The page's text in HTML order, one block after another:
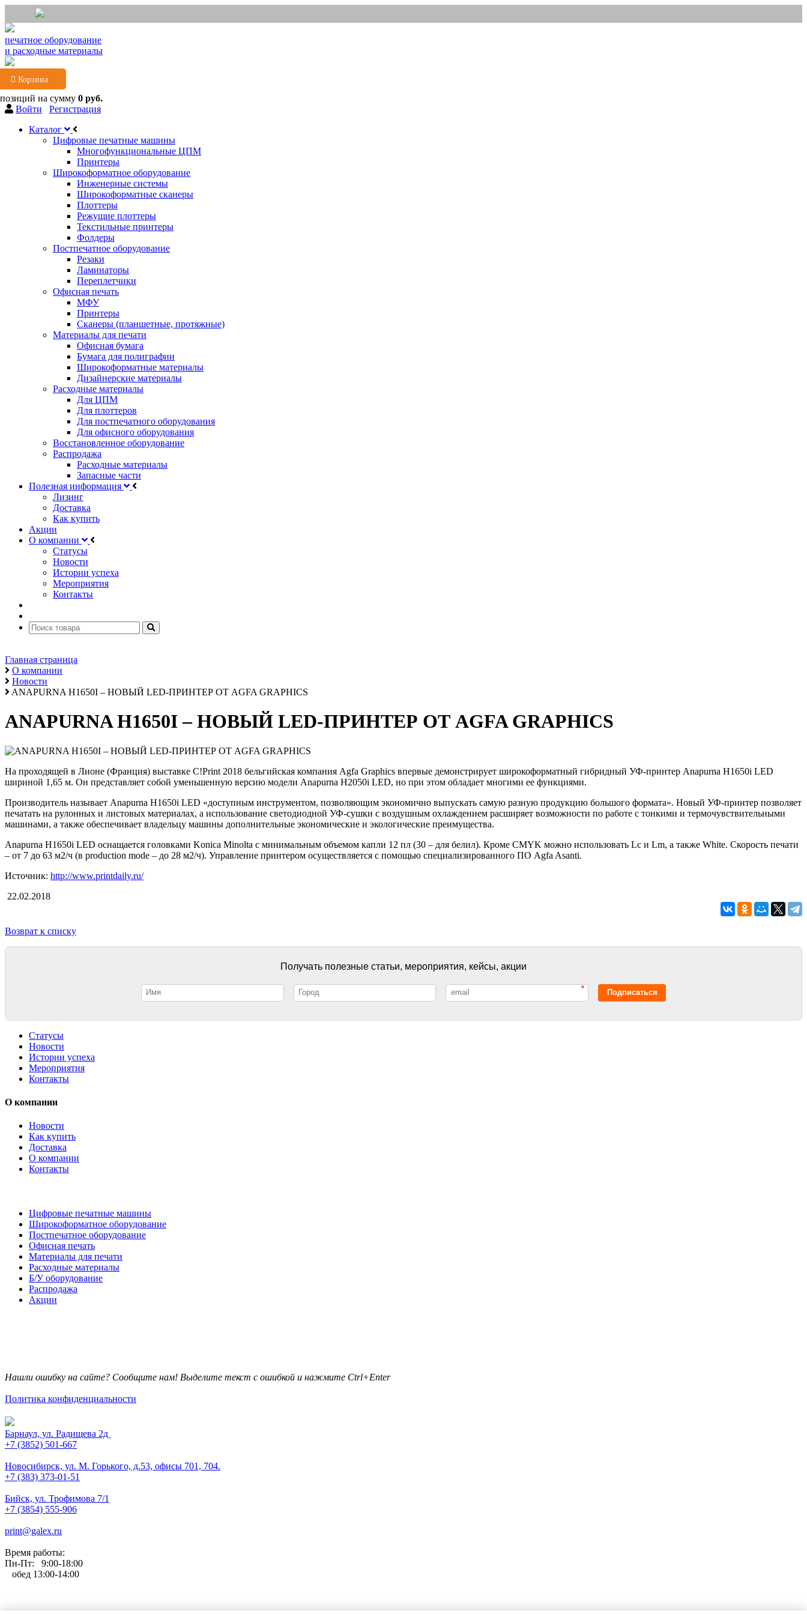
печатное оборудование
и расходные материалы
Корзина
на сумму 0 руб.
Войти
Регистрация
Каталог
Цифровые печатные машины
Многофункциональные ЦПМ
Принтеры
Широкоформатное оборудование
Инженерные системы
Широкоформатные сканеры
Плоттеры
Режущие плоттеры
Текстильные принтеры
Фолдеры
Постпечатное оборудование
Резаки
Ламинаторы
Переплетчики
Офисная печать
МФУ
Принтеры
Сканеры (планшетные, протяжные)
Материалы для печати
Офисная бумага
Бумага для полиграфии
Широкоформатные материалы
Дизайнерские материалы
Расходные материалы
Для ЦПМ
Для плоттеров
Для постпечатного оборудования
Для офисного оборудования
Восстановленное оборудование
Распродажа
Расходные материалы
Запасные части
Полезная информация
Лизинг
Доставка
Как купить
Акции
О компании
Статусы
Новости
Истории успеха
Мероприятия
Контакты
Главная страница
О компании
Новости
ANAPURNA H1650I – НОВЫЙ LED-ПРИНТЕР ОТ AGFA GRAPHICS
ANAPURNA H1650I – НОВЫЙ LED-ПРИНТЕР ОТ AGFA GRAPHICS
На проходящей в Лионе (Франция) выставке C!Print 2018 бельгийская компания Agfa Graphics впервые демонстрирует широкоформатный гибридный УФ-принтер Anapurna H1650i LED
шириной 1,65 м. Он представляет собой уменьшенную версию модели Anapurna H2050i LED, но при этом обладает многими ее функциями.
Производитель называет Anapurna H1650i LED «доступным инструментом, позволяющим экономично выпускать самую разную продукцию большого формата». Новый УФ-принтер позволяет
печатать на рулонных и листовых материалах, а использование светодиодной УФ-сушки с воздушным охлаждением расширяет возможности по работе с тонкими и термочувствительными
машинами, а также обеспечивает владельцу машины дополнительные экономические и экологические преимущества.
Anapurna H1650i LED оснащается головками Konica Minolta с минимальным объемом капли 12 пл (30 – для белил). Кроме CMYK можно использовать Lc и Lm, а также White. Скорость печати
– от 7 до 63 м2/ч (в production mode – до 28 м2/ч). Управление принтером осуществляется с помощью специализированного ПО Agfa Asanti.
Источник: http://www.printdaily.ru/
22.02.2018
Возврат к списку
Получать полезные статьи, мероприятия, кейсы, акции
* Подписаться
Статусы
Новости
Истории успеха
Мероприятия
Контакты
О компании
Новости
Как купить
Доставка
О компании
Контакты
Цифровые печатные машины
Широкоформатное оборудование
Постпечатное оборудование
Офисная печать
Материалы для печати
Расходные материалы
Б/У оборудование
Распродажа
Акции
Нашли ошибку на сайте? Сообщите нам! Выделите текст с ошибкой и нажмите Ctrl+Enter
Политика конфиденциальности
Барнаул, ул. Радищева 2д
+7 (3852) 501-667
Новосибирск, ул. М. Горького, д.53, офисы 701, 704.
+7 (383) 373-01-51
Бийск, ул. Трофимова 7/1
+7 (3854) 555-906
print@galex.ru
Время работы:
Пн-Пт: 9:00-18:00
обед 13:00-14:00